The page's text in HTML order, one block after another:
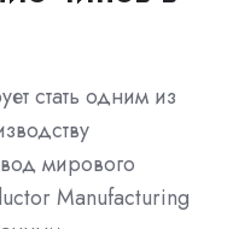
стать одним из
мирового
Manufacturing